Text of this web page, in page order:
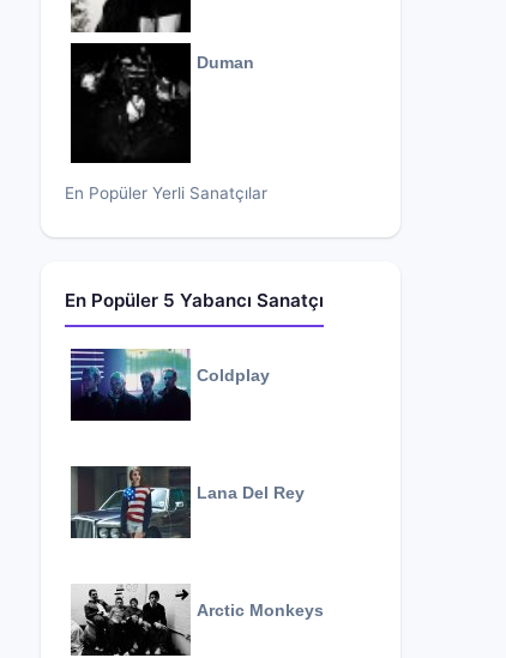
Duman
En Popüler Yerli Sanatçılar
En Popüler 5 Yabancı Sanatçı
Coldplay
Lana Del Rey
Arctic Monkeys